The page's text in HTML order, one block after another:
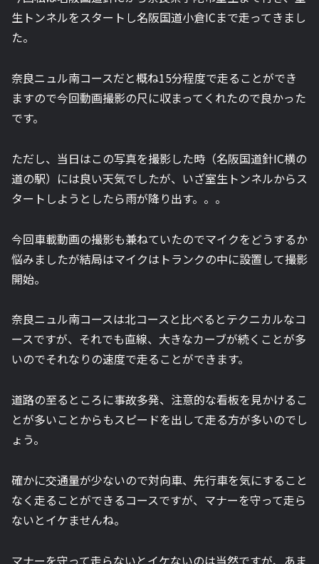
生トンネルをスタートし名阪国道小倉ICまで走ってきまし
た。
奈良ニュル南コースだと概ね15分程度で走ることができ
ますので今回動画撮影の尺に収まってくれたので良かった
です。
ただし、当日はこの写真を撮影した時（名阪国道針IC横の
道の駅）には良い天気でしたが、いざ室生トンネルからス
タートしようとしたら雨が降り出す。。。
今回車載動画の撮影も兼ねていたのでマイクをどうするか
悩みましたが結局はマイクはトランクの中に設置して撮影
開始。
奈良ニュル南コースは北コースと比べるとテクニカルなコ
ースですが、それでも直線、大きなカーブが続くことが多
いのでそれなりの速度で走ることができます。
道路の至るところに事故多発、注意的な看板を見かけるこ
とが多いことからもスピードを出して走る方が多いのでし
ょう。
確かに交通量が少ないので対向車、先行車を気にすること
なく走ることができるコースですが、マナーを守って走ら
ないとイケませんね。
マナーを守って走らないとイケないのは当然ですが、あま